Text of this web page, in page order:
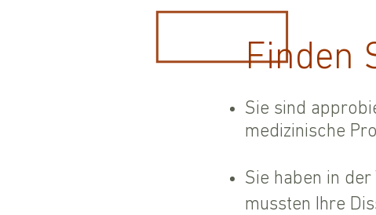
Finden
Sie sind
medizinische
Sie haben in
mussten Ihre